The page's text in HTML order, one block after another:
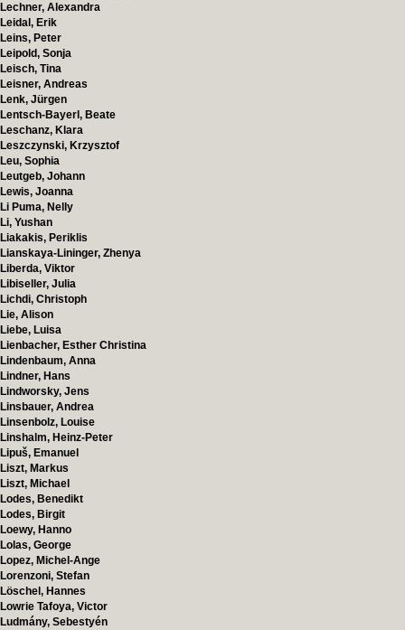
Lechner, Alexandra
Leidal, Erik
Leins, Peter
Leipold, Sonja
Leisch, Tina
Leisner, Andreas
Lenk, Jürgen
Lentsch-Bayerl, Beate
Leschanz, Klara
Leszczynski, Krzysztof
Leu, Sophia
Leutgeb, Johann
Lewis, Joanna
Li Puma, Nelly
Li, Yushan
Liakakis, Periklis
Lianskaya-Lininger, Zhenya
Liberda, Viktor
Libiseller, Julia
Lichdi, Christoph
Lie, Alison
Liebe, Luisa
Lienbacher, Esther Christina
Lindenbaum, Anna
Lindner, Hans
Lindworsky, Jens
Linsbauer, Andrea
Linsenbolz, Louise
Linshalm, Heinz-Peter
Lipuš, Emanuel
Liszt, Markus
Liszt, Michael
Lodes, Benedikt
Lodes, Birgit
Loewy, Hanno
Lolas, George
Lopez, Michel-Ange
Lorenzoni, Stefan
Löschel, Hannes
Lowrie Tafoya, Victor
Ludmány, Sebestyén